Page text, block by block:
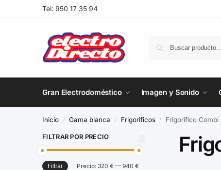
Tel: 950 17 35 94
Gran Electrodoméstico Imagen y Sonido
Inicio / Gama blanca / Frigorificos / Frigorifico Combi
FILTRAR POR PRECIO
Filtrar Precio: 320 € — 940 €